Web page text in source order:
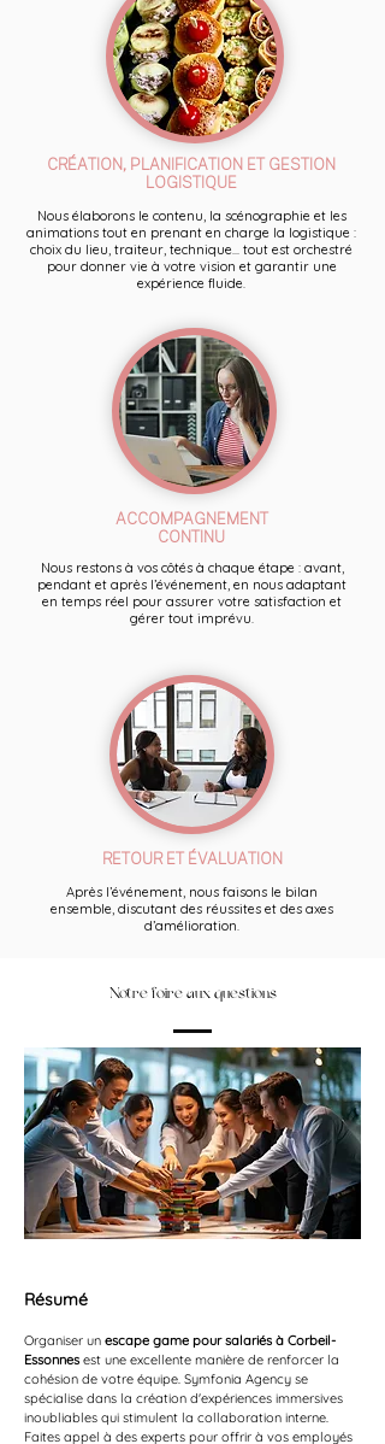
CRÉATION, PLANIFICATION ET GESTION
LOGISTIQUE
Nous élaborons le contenu, la scénographie et les
animations tout en prenant en charge la logistique :
choix du lieu, traiteur, technique... tout est orchestré
pour donner vie à votre vision et garantir une
expérience fluide.
ACCOMPAGNEMENT
CONTINU
Nous restons à vos côtés à chaque étape : avant,
pendant et après l’événement, en nous adaptant
en temps réel pour assurer votre satisfaction et
gérer tout imprévu.
RETOUR ET ÉVALUATION
Après l’événement, nous faisons le bilan
ensemble, discutant des réussites et des axes
d’amélioration.
Notre foire aux questions
Résumé
Organiser un escape game pour salariés à Corbeil-
Essonnes est une excellente manière de renforcer la
cohésion de votre équipe. Symfonia Agency se
spécialise dans la création d'expériences immersives
inoubliables qui stimulent la collaboration interne.
Faites appel à des experts pour offrir à vos employés